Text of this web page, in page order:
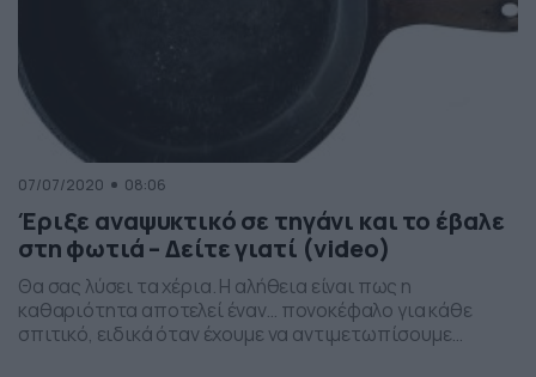
07/07/2020 08:06
Έριξε αναψυκτικό σε τηγάνι και το έβαλε
στη φωτιά – Δείτε γιατί (video)
Θα σας λύσει τα χέρια. Η αλήθεια είναι πως η
καθαριότητα αποτελεί έναν… πονοκέφαλο για κάθε
σπιτικό, ειδικά όταν έχουμε να αντιμετωπίσουμε